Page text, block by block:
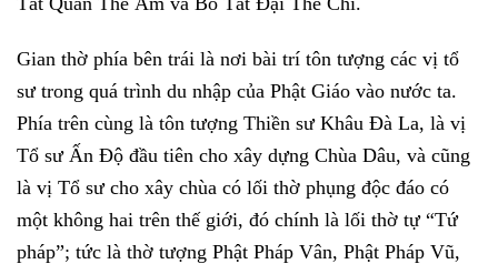
Gian thờ phía bên trái là nơi bài trí tôn tượng các vị tổ
sư trong quá trình du nhập của Phật Giáo vào nước ta.
Phía trên cùng là tôn tượng Thiền sư Khâu Đà La, là vị
Tổ sư Ấn Độ đầu tiên cho xây dựng Chùa Dâu, và cũng
là vị Tổ sư cho xây chùa có lối thờ phụng độc đáo có
một không hai trên thế giới, đó chính là lối thờ tự “Tứ
pháp”; tức là thờ tượng Phật Pháp Vân, Phật Pháp Vũ,